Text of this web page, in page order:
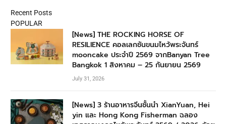
Recent Posts
POPULAR
[News] THE ROCKING HORSE OF
RESILIENCE คอลเลกชันขนมไหว้พระจันทร์
mooncake ประจำปี 2569 จากBanyan Tree
Bangkok 1 สิงหาคม – 25 กันยายน 2569
July 31, 2026
[News] 3 ร้านอาหารจีนชั้นนำ XianYuan, Hei
yin และ Hong Kong Fisherman ฉลอง